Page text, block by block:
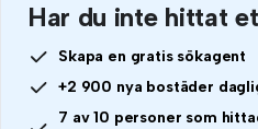
Har du inte hittat
Skapa en gratis sökagent
+2 900 nya bostäder
7 av 10 personer som